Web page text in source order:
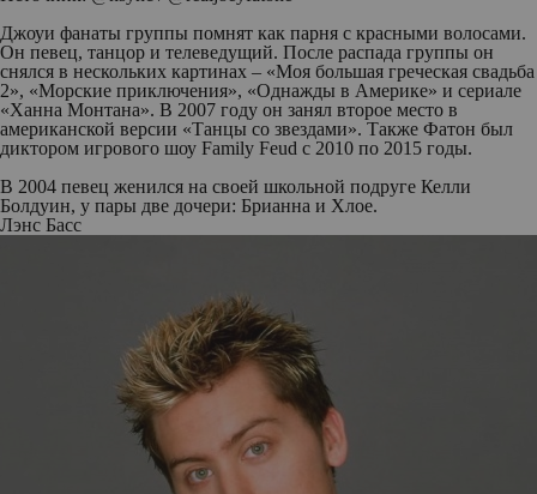
Джоуи фанаты группы помнят как парня с красными волосами.
Он певец, танцор и телеведущий. После распада группы он
снялся в нескольких картинах – «Моя большая греческая свадьба
2», «Морские приключения», «Однажды в Америке» и сериале
«Ханна Монтана». В 2007 году он занял второе место в
американской версии «Танцы со звездами». Также Фатон был
диктором игрового шоу Family Feud с 2010 по 2015 годы.
В 2004 певец женился на своей школьной подруге Келли
Болдуин, у пары две дочери: Брианна и Хлое.
Лэнс Басс